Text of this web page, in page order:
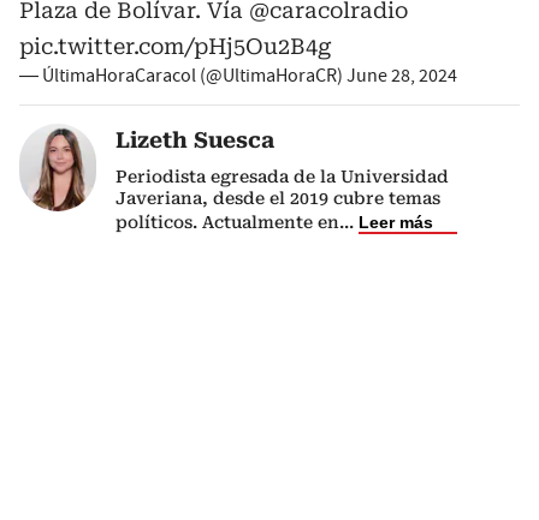
Plaza de Bolívar. Vía @caracolradio
pic.twitter.com/pHj5Ou2B4g
— ÚltimaHoraCaracol (@UltimaHoraCR) June 28, 2024
Lizeth Suesca
Periodista egresada de la Universidad
Javeriana, desde el 2019 cubre temas
políticos. Actualmente en... Leer más